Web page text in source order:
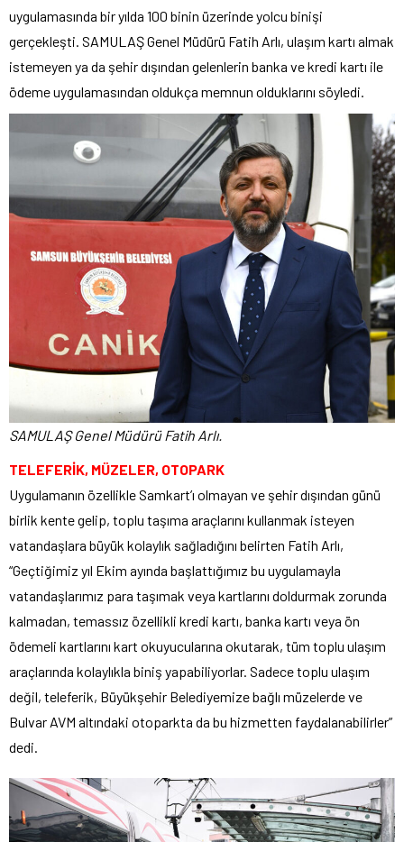
uygulamasında bir yılda 100 binin üzerinde yolcu binişi
gerçekleşti. SAMULAŞ Genel Müdürü Fatih Arlı, ulaşım kartı almak
istemeyen ya da şehir dışından gelenlerin banka ve kredi kartı ile
ödeme uygulamasından oldukça memnun olduklarını söyledi.
SAMULAŞ Genel Müdürü Fatih Arlı.
TELEFERİK, MÜZELER, OTOPARK
Uygulamanın özellikle Samkart’ı olmayan ve şehir dışından günü
birlik kente gelip, toplu taşıma araçlarını kullanmak isteyen
vatandaşlara büyük kolaylık sağladığını belirten Fatih Arlı,
“Geçtiğimiz yıl Ekim ayında başlattığımız bu uygulamayla
vatandaşlarımız para taşımak veya kartlarını doldurmak zorunda
kalmadan, temassız özellikli kredi kartı, banka kartı veya ön
ödemeli kartlarını kart okuyucularına okutarak, tüm toplu ulaşım
araçlarında kolaylıkla biniş yapabiliyorlar. Sadece toplu ulaşım
değil, teleferik, Büyükşehir Belediyemize bağlı müzelerde ve
Bulvar AVM altındaki otoparkta da bu hizmetten faydalanabilirler”
dedi.